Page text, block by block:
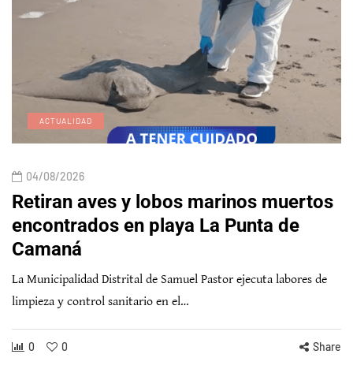
ACTUALIDAD
04/08/2026
Retiran aves y lobos marinos muertos
encontrados en playa La Punta de
Camaná
La Municipalidad Distrital de Samuel Pastor ejecuta labores de
limpieza y control sanitario en el…
0 0 Share